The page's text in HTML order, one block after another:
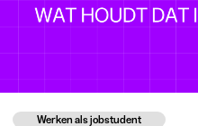
Werken als jobstudent